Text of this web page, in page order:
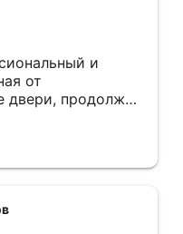
и
от
двери, продолжая
быстрой и
спасибо!
в дальнейшем, по